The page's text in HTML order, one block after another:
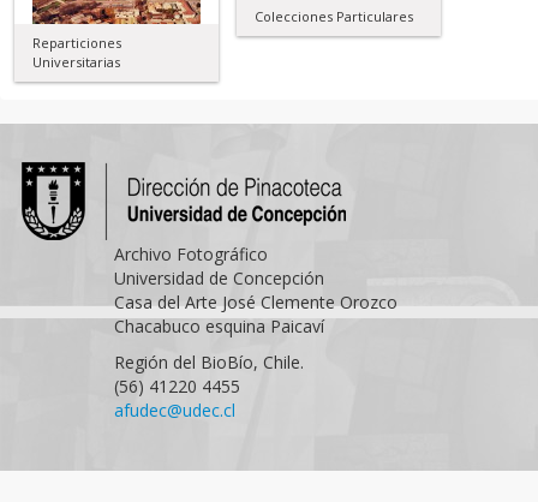
Reparticiones
Universitarias
Colecciones Particulares
Archivo Fotográfico
Universidad de Concepción
Casa del Arte José Clemente Orozco
Chacabuco esquina Paicaví
Región del BioBío, Chile.
(56) 41220 4455
afudec@udec.cl